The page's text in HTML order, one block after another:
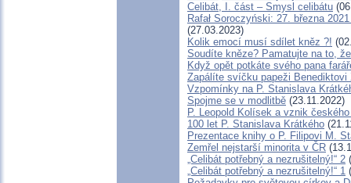
Celibát, I. část – Smysl celibátu
Rafał Soroczyński: 27. března
(27.03.2023)
Kolik emocí musí sdílet kněz ?!
Soudíte kněze? Pamatujte na to,
Když opět potkáte svého pana
Zapálíte svíčku papeži
Vzpomínky na P. Stanislava
Spojme se v modlitbě (23.11.2022)
P. Leopold Kolísek a vznik
100 let P. Stanislava Krátkého
Prezentace knihy o P. Filipovi M.
Zemřel nejstarší minorita v ČR
„Celibát potřebný a nezrušitelný!“ 2
„Celibát potřebný a nezrušitelný!“ 1